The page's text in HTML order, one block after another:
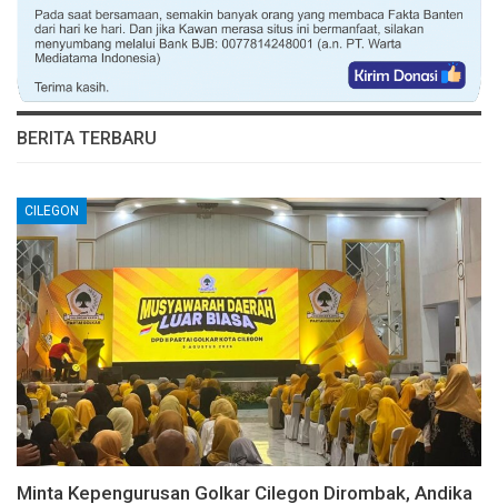
BERITA TERBARU
CILEGON
Minta Kepengurusan Golkar Cilegon Dirombak, Andika